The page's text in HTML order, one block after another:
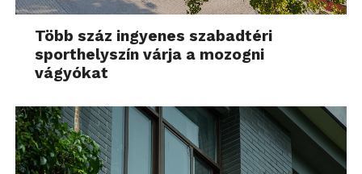
Több száz ingyenes szabadtéri
sporthelyszín várja a mozogni
vágyókat